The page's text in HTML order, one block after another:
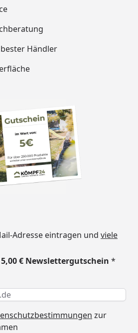
Händler
Adresse eintragen und viele
€ Newslettergutschein *
zur